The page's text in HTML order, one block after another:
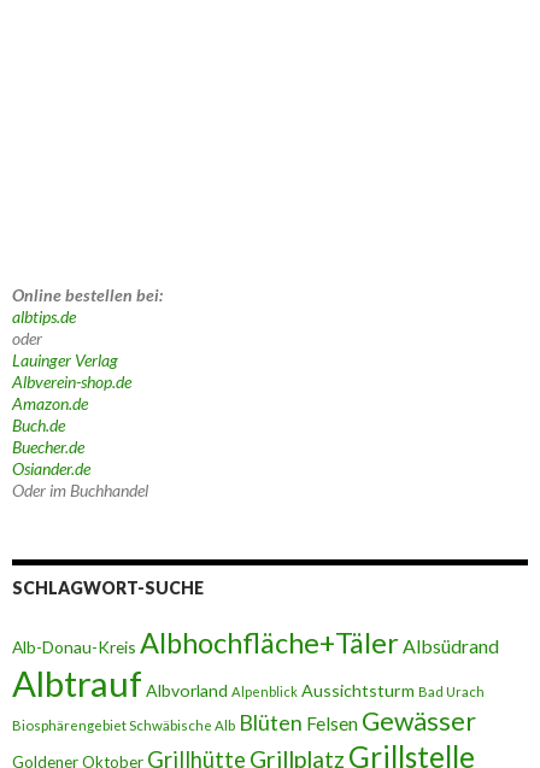
Online bestellen bei:
albtips.de
oder
Lauinger Verlag
Albverein-shop.de
Amazon.de
Buch.de
Buecher.de
Osiander.de
Oder im Buchhandel
SCHLAGWORT-SUCHE
Alb-Donau-Kreis Albhochfläche+TälerAlbsüdrand
Albtrauf Albvorland Alpenblick Aussichtsturm Bad Urach
Biosphärengebiet Schwäbische Alb Blüten Felsen Gewässer
Goldener Oktober Grillhütte Grillplatz Grillstelle